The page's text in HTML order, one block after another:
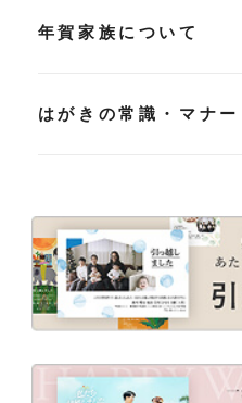
年賀家族について
はがきの常識・マナー